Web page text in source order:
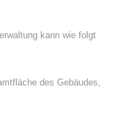
kann wie folgt
des Gebäudes,